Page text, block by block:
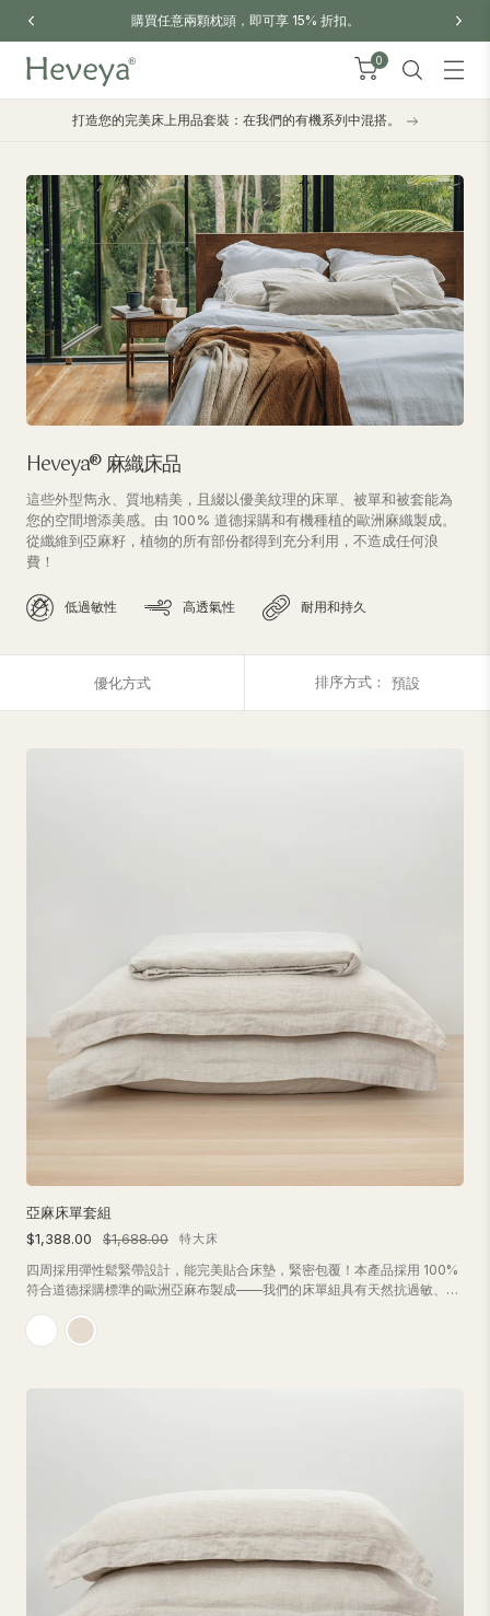
訂單滿港幣300免運費，代碼：'SENDITFREE'
0
打造您的完美床上用品套裝：在我們的有機系列中混搭。
Heveya® 麻織床品
這些外型雋永、質地精美，且綴以優美紋理的床單、被單和被套能為
您的空間增添美感。由 100% 道德採購和有機種植的歐洲麻織製成。
從纖維到亞麻籽，植物的所有部份都得到充分利用，不造成任何浪
費！
低過敏性 高透氣性 耐用和持久
優化方式 排序方式： 預設
亞麻床單套組
$1,388.00
$1,688.00 特大床
四周採用彈性鬆緊帶設計，能完美貼合床墊，緊密包覆！本產品採用 100%
符合道德採購標準的歐洲亞麻布製成——我們的床單組具有天然抗過敏、透
套。